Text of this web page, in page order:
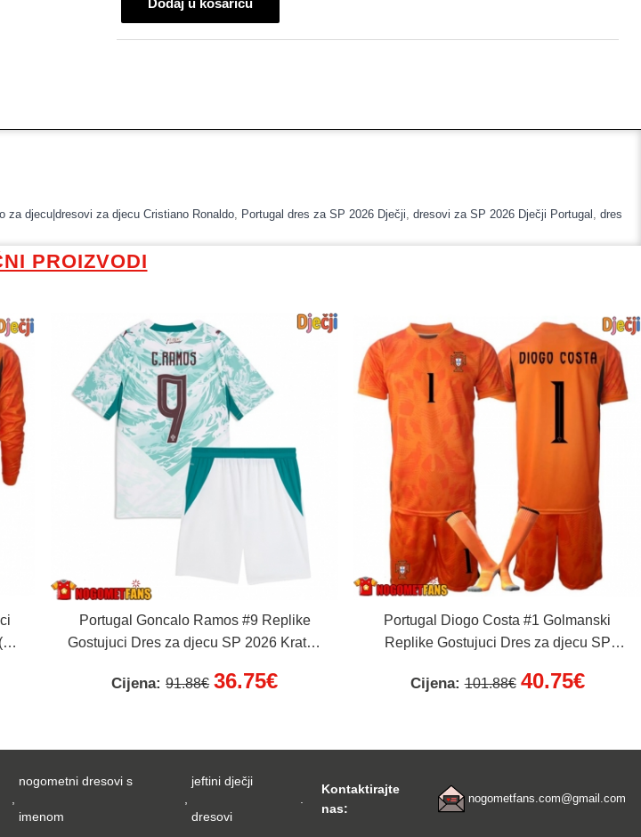
za djecu|dresovi za djecu Cristiano Ronaldo, Portugal dres za SP 2026 Dječji, dresovi za SP 2026 Dječji Portugal , dres
PROIZVODI
Portugal Goncalo Ramos #9 Replike
Gostujuci Dres za djecu SP 2026 Kratak
Cijena:91.88€ 36.75€
Portugal Diogo Costa #1 Golmanski
Replike Gostujuci Dres za djecu SP
Cijena:101.88€ 40.75€
nogometni dresovi s
imenom
jeftini dječji
dresovi
Kontaktirajte
nas:
nogometfans.com@gmail.com